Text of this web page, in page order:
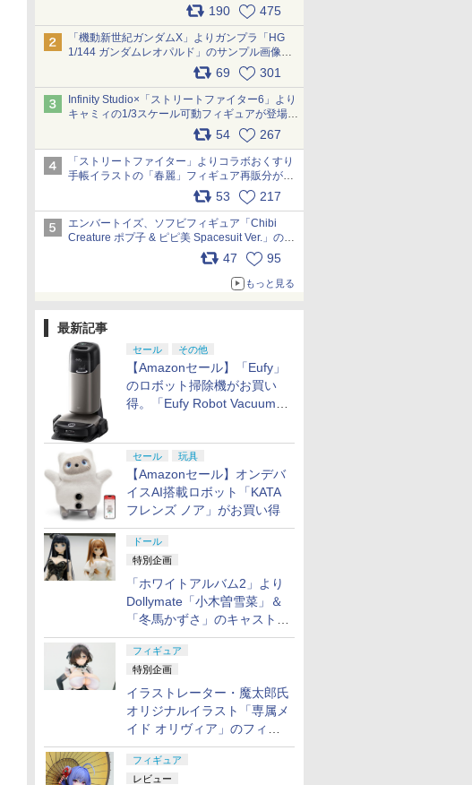
デザインまで再現可能なボリューム満点のキッ
ト pic.x.com/6zOqQAQKkX
190 475
「機動新世紀ガンダムX」よりガンプラ「HG
1/144 ガンダムレオパルド」のサンプル画像が
69 301
Infinity Studio×「ストリートファイター6」より
キャミィの1/3スケール可動フィギュアが登場
54 267
「ストリートファイター」よりコラボおくすり
手帳イラストの「春麗」フィギュア再販分が本
日出荷開始 pic.x.com/toUc1MHr41
53 217
エンバートイズ、ソフビフィギュア「Chibi
Creature ポプ子 & ピピ美 Spacesuit Ver.」の発
売中止を発表 pic.x.com/Ri45iFeYjn
47 95
もっと見る
最新記事
セール その他
【Amazonセール】「Eufy」
のロボット掃除機がお買い
得。「Eufy Robot Vacuum
セール 玩具
【Amazonセール】オンデバ
イスAI搭載ロボット「KATA
フレンズ ノア」がお買い得
ドール
特別企画
「ホワイトアルバム2」より
Dollymate「小木曽雪菜」＆
「冬馬かずさ」のキャストド
ール実物見本が東京フィギュ
アギャラリーにて展示中
フィギュア
特別企画
イラストレーター・魔太郎氏
オリジナルイラスト「専属メ
イド オリヴィア」のフィギ
ュア彩色原型が東京フィギュ
アギャラリーにて展示中
フィギュア
レビュー